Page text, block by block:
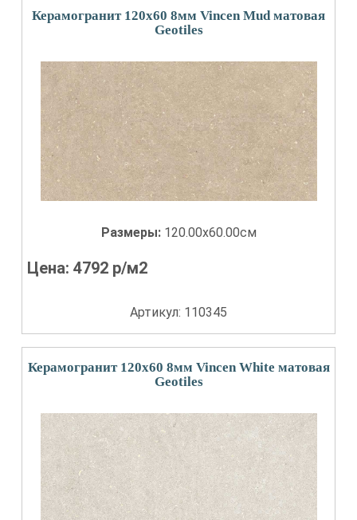
Керамогранит 120x60 8мм Vincen Mud матовая
Geotiles
Размеры: 120.00x60.00см
Цена:4792 р/м2
Артикул: 110345
Керамогранит 120x60 8мм Vincen White матовая
Geotiles